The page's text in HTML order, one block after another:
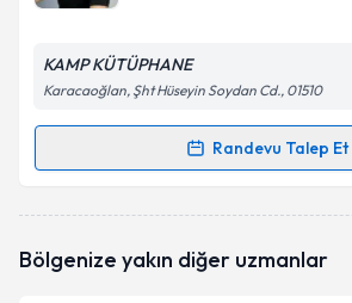
KAMP KÜTÜPHANE
Karacaoğlan, Şht Hüseyin Soydan Cd., 01510
Randevu Talep Et
Randevu Takvimi Talebi
oluşturun. Size bu uzmandan
Bölgenize yakın diğer uzmanlar